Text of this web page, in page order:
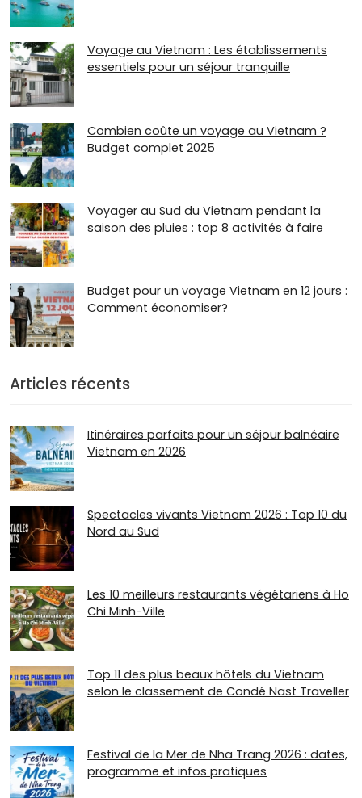
Voyage au Vietnam : Les établissements
essentiels pour un séjour tranquille
Combien coûte un voyage au Vietnam ?
Budget complet 2025
Voyager au Sud du Vietnam pendant la
saison des pluies : top 8 activités à faire
Budget pour un voyage Vietnam en 12 jours :
Comment économiser?
Articles récents
Itinéraires parfaits pour un séjour balnéaire
Vietnam en 2026
Spectacles vivants Vietnam 2026 : Top 10 du
Nord au Sud
Les 10 meilleurs restaurants végétariens à Ho
Chi Minh-Ville
Top 11 des plus beaux hôtels du Vietnam
selon le classement de Condé Nast Traveller
Festival de la Mer de Nha Trang 2026 : dates,
programme et infos pratiques